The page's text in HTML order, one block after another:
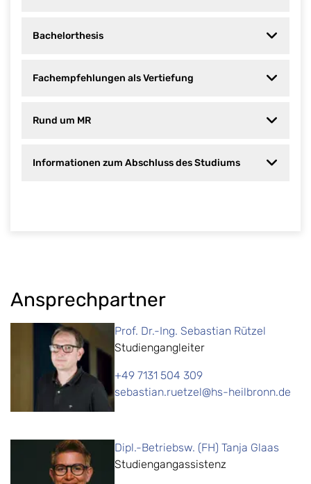
Bachelorthesis
Fachempfehlungen als Vertiefung
Rund um MR
Informationen zum Abschluss des Studiums
Ansprechpartner
Prof. Dr.-Ing. Sebastian Rützel
Studiengangleiter
+49 7131 504 309
sebastian.ruetzel@hs-heilbronn.de
Dipl.-Betriebsw. (FH) Tanja Glaas
Studiengangassistenz